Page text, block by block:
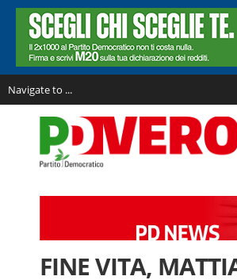
FINE VITA,